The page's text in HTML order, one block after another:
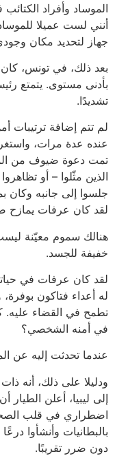
الموساد وأفراد
أنني لست عميلا
جهاز لتحديد مكان
بعد ذلك، في تونس، كان
بأدنى مستوى. يتمتع
تشديدًا.
لم تتم إضافة ترتيبات
عنده عدة مرات،
تمت دعوة ضيوف من
الذين مثّلوا – أو
جلسوا إلى جانبه
لقد كان عرفات يمازح
هنالك سموم معيّنة
خفيفة للجسد.
لقد كان عرفات في
له أعداء فتاكون
تطمح في القضاء عليه.
في أمنه الشخصي؟
عندما تحدثت إليه عن
ودليلا على ذلك، أنه
إلى ليبيا، أعلن الطيار
اضطراري في قلب
بالبطانيات وأنشأوا
دون ضرر تقريبًا.